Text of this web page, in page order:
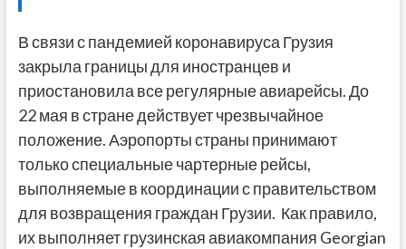
В связи с пандемией коронавируса Грузия
закрыла границы для иностранцев и
приостановила все регулярные авиарейсы. До
22 мая в стране действует чрезвычайное
положение. Аэропорты страны принимают
только специальные чартерные рейсы,
выполняемые в координации с правительством
для возвращения граждан Грузии. Как правило,
их выполняет грузинская авиакомпания Georgian